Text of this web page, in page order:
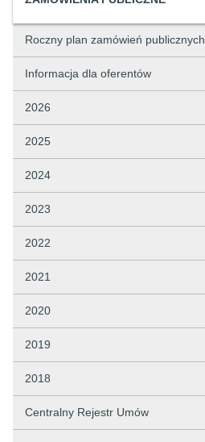
Roczny plan zamówień publicznych
Informacja dla oferentów
2026
2025
2024
2023
2022
2021
2020
2019
2018
Centralny Rejestr Umów